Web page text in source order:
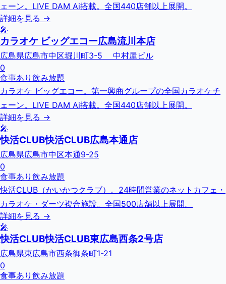
ェーン。LIVE DAM Ai搭載。全国440店舗以上展開。
詳細を見る →
🎤
カラオケ ビッグエコー広島流川本店
広島県広島市中区堀川町3-5 中村屋ビル
0
食事あり 飲み放題
カラオケ ビッグエコー。第一興商グループの全国カラオケチ
ェーン。LIVE DAM Ai搭載。全国440店舗以上展開。
詳細を見る →
🎤
快活CLUB快活CLUB広島本通店
広島県広島市中区本通9-25
0
食事あり 飲み放題
快活CLUB（かいかつクラブ）。24時間営業のネットカフェ・
カラオケ・ダーツ複合施設。全国500店舗以上展開。
詳細を見る →
🎤
快活CLUB快活CLUB東広島西条2号店
広島県東広島市西条御条町1-21
0
食事あり 飲み放題